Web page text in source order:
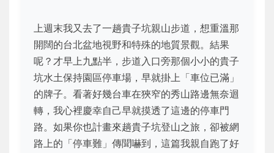
上週末我又去了一趟貴子坑親山步道，想重溫那
開闊的台北盆地視野和特殊的地質景觀。結果
呢？才早上九點半，步道入口旁那個小小的貴子
坑水土保持園區停車場，早就掛上「車位已滿」
的牌子。看著好幾台車在狹窄的秀山路邊無奈迴
轉，我心裡慶幸自己早就摸透了這邊的停車門
路。如果你也計畫來趟貴子坑登山之旅，卻被網
路上的「停車難」傳聞嚇到，這篇我親自跑了好